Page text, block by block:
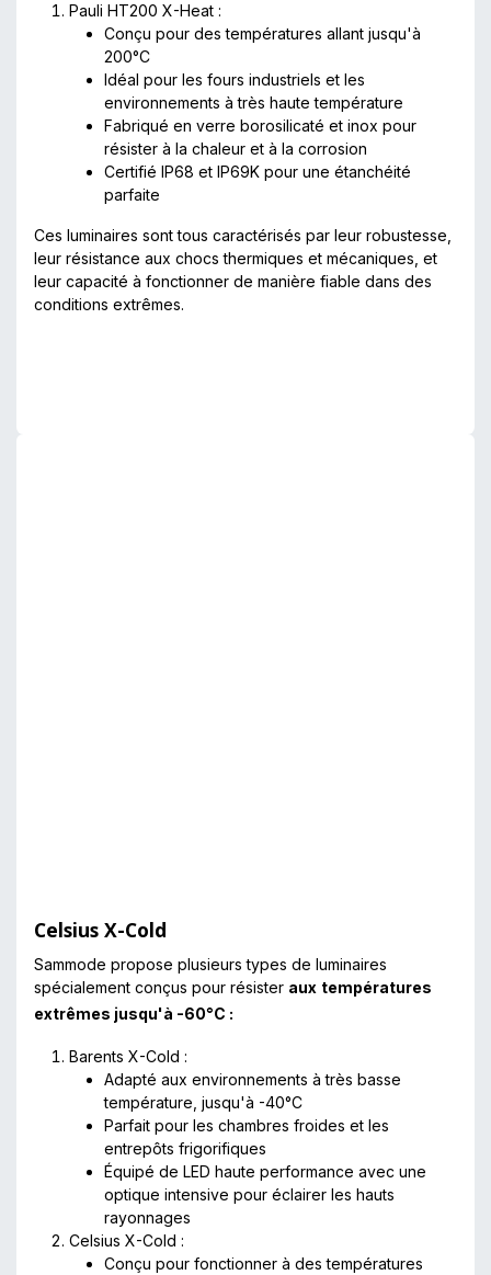
Pauli HT200 X-Heat :
Conçu pour des températures allant jusqu'à
200°C
Idéal pour les fours industriels et les
environnements à très haute température
Fabriqué en verre borosilicaté et inox pour
résister à la chaleur et à la corrosion
Certifié IP68 et IP69K pour une étanchéité
parfaite
Ces luminaires sont tous caractérisés par leur robustesse,
leur résistance aux chocs thermiques et mécaniques, et
leur capacité à fonctionner de manière fiable dans des
conditions extrêmes.
Celsius X-Cold
Sammode propose plusieurs types de luminaires
spécialement conçus pour résister aux températures
extrêmes jusqu'à -60°C :
Barents X-Cold :
Adapté aux environnements à très basse
température, jusqu'à -40°C
Parfait pour les chambres froides et les
entrepôts frigorifiques
Équipé de LED haute performance avec une
optique intensive pour éclairer les hauts
rayonnages
Celsius X-Cold :
Conçu pour fonctionner à des températures